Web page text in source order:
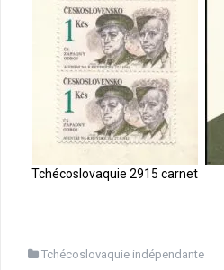
Tchécoslovaquie 2915 carnet
Tchécoslovaquie indépendante